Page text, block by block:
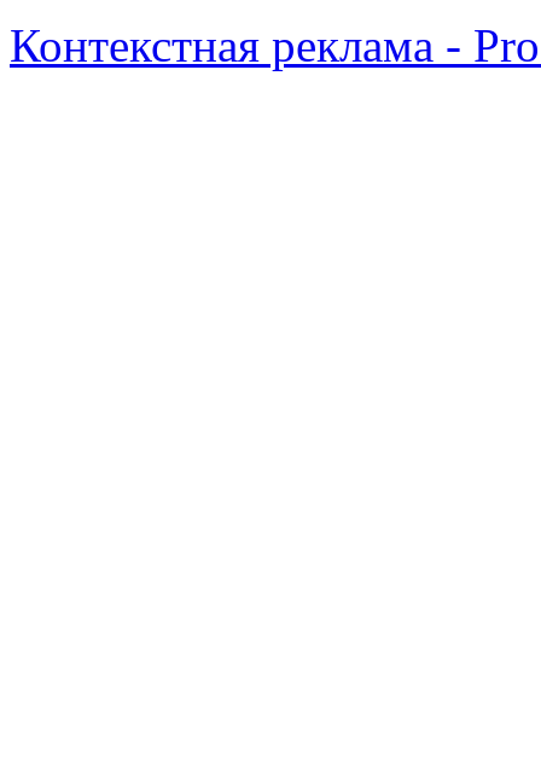
Контекстная реклама -